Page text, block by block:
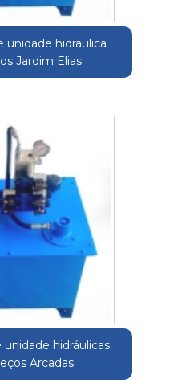
unidade hidraulica
Jardim Elias
hidráulicas
Arcadas